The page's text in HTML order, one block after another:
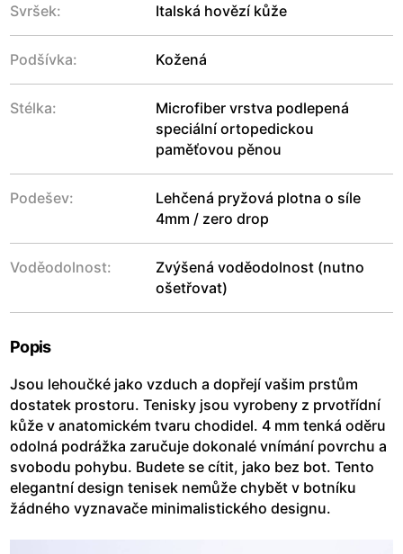
Svršek: Italská hovězí kůže
Podšívka: Kožená
Stélka:
Microfiber vrstva podlepená
speciální ortopedickou
paměťovou pěnou
Podešev:
Lehčená pryžová plotna o síle
4mm / zero drop
Voděodolnost:
Zvýšená voděodolnost (nutno
ošetřovat)
Popis
Jsou lehoučké jako vzduch a dopřejí vašim prstům
dostatek prostoru. Tenisky jsou vyrobeny z prvotřídní
kůže v anatomickém tvaru chodidel. 4 mm tenká oděru
odolná podrážka zaručuje dokonalé vnímání povrchu a
svobodu pohybu. Budete se cítit, jako bez bot. Tento
elegantní design tenisek nemůže chybět v botníku
žádného vyznavače minimalistického designu.